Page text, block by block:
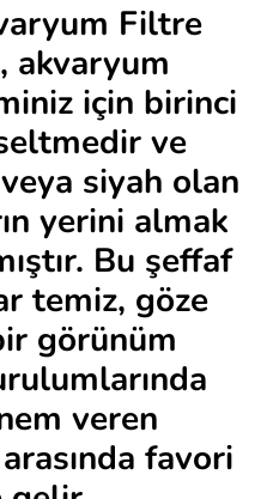
Filtre
akvaryum
için birinci
ve
siyah olan
yerini almak
Bu şeffaf
temiz, göze
görünüm
veren
favori